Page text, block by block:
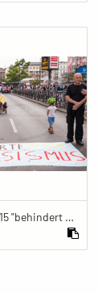
Pride Parade 2015 "behindert und verrückt feiern"